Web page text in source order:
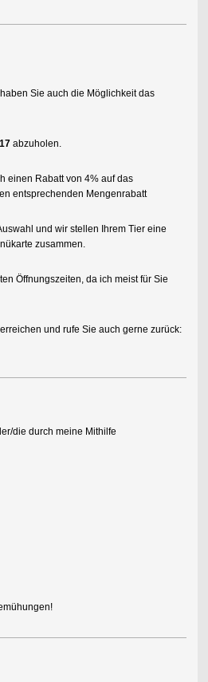
Sie auch die Möglichkeit das
abzuholen.
einen Rabatt von 4% auf das
entsprechenden Mengenrabatt
und wir stellen Ihrem Tier eine
zusammen.
Öffnungszeiten, da ich meist für Sie
und rufe Sie auch gerne zurück:
die durch meine Mithilfe